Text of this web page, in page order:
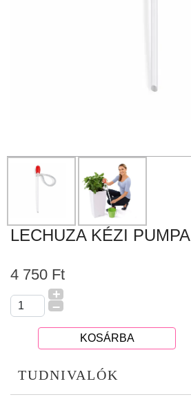
LECHUZA KÉZI PUMPA
4 750 Ft
+
–
KOSÁRBA
TUDNIVALÓK